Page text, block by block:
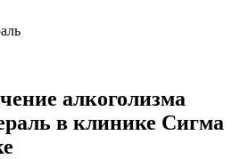
алкоголизма
в клинике Сигма